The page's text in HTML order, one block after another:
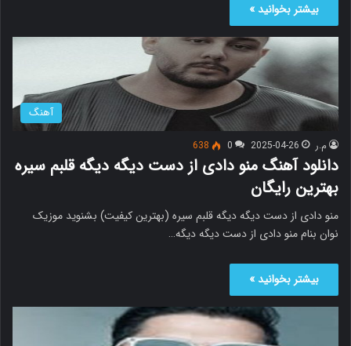
بیشتر بخوانید »
آهنگ
م.ر 2025-04-26
0
638
دانلود آهنگ منو دادی از دست دیگه دیگه قلبم سیره
بهترین رایگان
منو دادی از دست دیگه دیگه قلبم سیره (بهترین کیفیت) بشنوید موزیک
نوان بنام منو دادی از دست دیگه دیگه…
بیشتر بخوانید »